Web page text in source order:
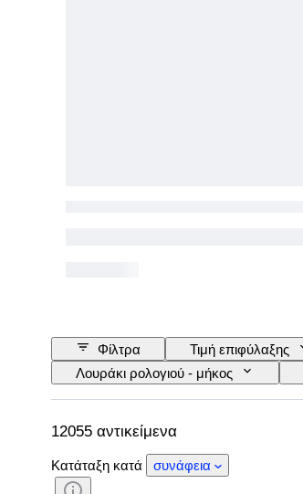
Φίλτρα Τιμή επιφύλαξης
Λουράκι ρολογιού - μήκος
Πιστοποίηση
Θέμα
12055 αντικείμενα
Κατάταξη κατά συνάφεια